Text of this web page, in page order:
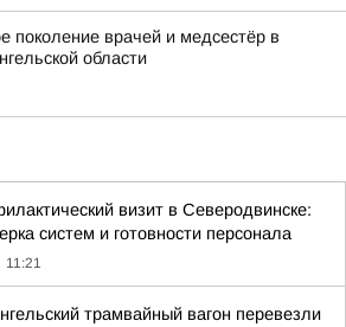
поколение врачей и медсестёр в
области
визит в Северодвинске:
систем и готовности персонала
11:21
трамвайный вагон перевезли